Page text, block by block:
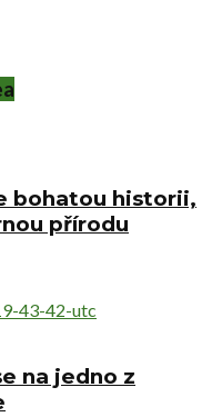
bohatou historii,
přírodu
na jedno z